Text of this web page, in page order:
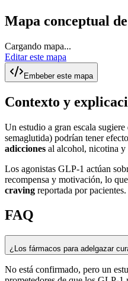
Mapa conceptual
Cargando mapa...
Editar este mapa
Embeber este mapa
Contexto y
Un estudio a gran escala sugiere
semaglutida) podrían tener
adicciones al alcohol, nicotina y
Los agonistas GLP-1 actúan
recompensa y motivación, lo
craving reportada por pacientes.
FAQ
¿Los fármacos para adelgazar
No está confirmado, pero un